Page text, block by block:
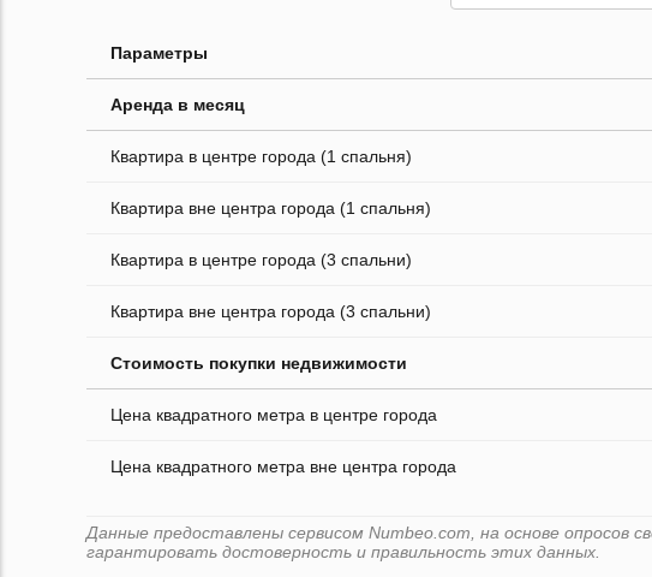
Параметры
Аренда в месяц
Квартира в центре города (1 спальня)
Квартира вне центра города (1 спальня)
Квартира в центре города (3 спальни)
Квартира вне центра города (3 спальни)
Стоимость покупки недвижимости
Цена квадратного метра в центре города
Цена квадратного метра вне центра города
Данные предоставлены сервисом Numbeo.com, на основе опросов
гарантировать достоверность и правильность этих данных.